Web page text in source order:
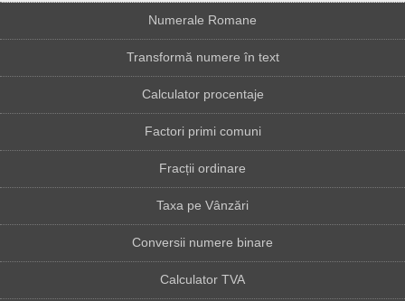
Numerale Romane
Transformă numere în text
Calculator procentaje
Factori primi comuni
Fracții ordinare
Taxa pe Vânzări
Conversii numere binare
Calculator TVA